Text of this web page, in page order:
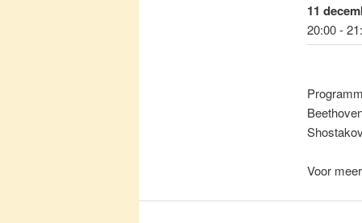
11
20:00 -
Voor